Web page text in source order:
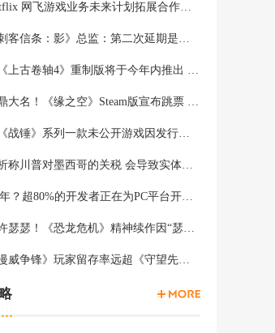
Netflix 网飞游戏业务未来计划拓展合作和家庭类游戏
《刺客信条：影》总监：第二次延期是因为屋顶太复杂
曝《上古卷轴4》重制版将于今年内推出 虚幻5加持
鼎鼎大名！《缘之空》Steam版宣布跳票 将延期至2月28日发售
爆《战锤》系列一款未公开游戏因发行商撤资而夭折，开发被迫中断
分析称川普对墨西哥的关税 会导致实体游戏价格上涨
PC年？超80%的开发者正在为PC平台开发游戏 NS2为8%
不许瑟瑟！《恐龙危机》精神续作因“瑟瑟Mod”拒绝登陆PC
《漫威争锋》玩家留存率远超《守望先锋2》、《绝地潜兵2》等游戏